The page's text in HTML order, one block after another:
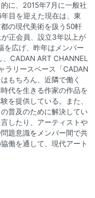
に、2015年7月に一般社
目を迎えた現在は、東
の現代美術を扱う50軒
正会員、設立3年以上が
を広げ、昨年はメンバー
CADAN ART CHANNEL
ラリースペース「CADAN
もちろん、近隣で働く
代を生きる作家の作品を
を提供している。また、
普及のために解決してい
したり、アーティストや
題意識をメンバー間で共
働を通して、現代アート